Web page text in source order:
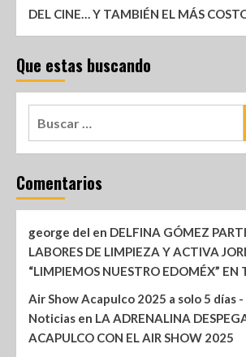
DEL CINE… Y TAMBIÉN EL MÁS
Que estas buscando
Comentarios
george del en DELFINA GÓMEZ
LABORES DE LIMPIEZA Y ACTIVA
“LIMPIEMOS NUESTRO EDOMÉX” EN
Air Show Acapulco 2025 a solo 5 días
Noticias en LA ADRENALINA
ACAPULCO CON EL AIR SHOW 2025